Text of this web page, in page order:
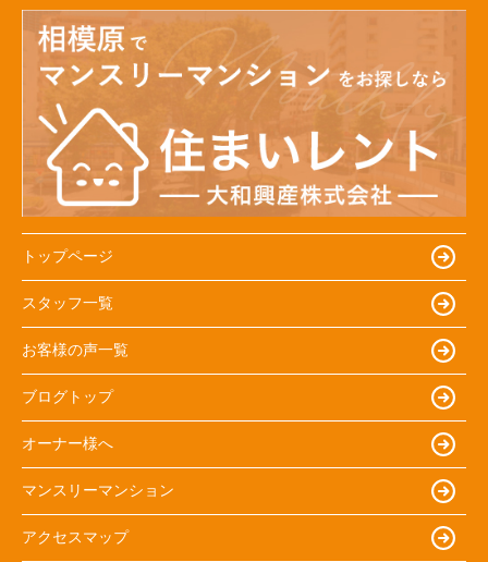
トップページ
スタッフ一覧
お客様の声一覧
ブログトップ
オーナー様へ
マンスリーマンション
アクセスマップ